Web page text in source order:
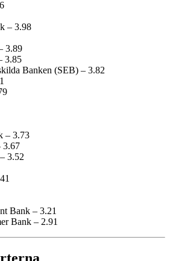
– 3.98
3.89
3.85
Banken (SEB) – 3.82
– 3.73
3.67
3.52
Bank – 3.21
Bank – 2.91